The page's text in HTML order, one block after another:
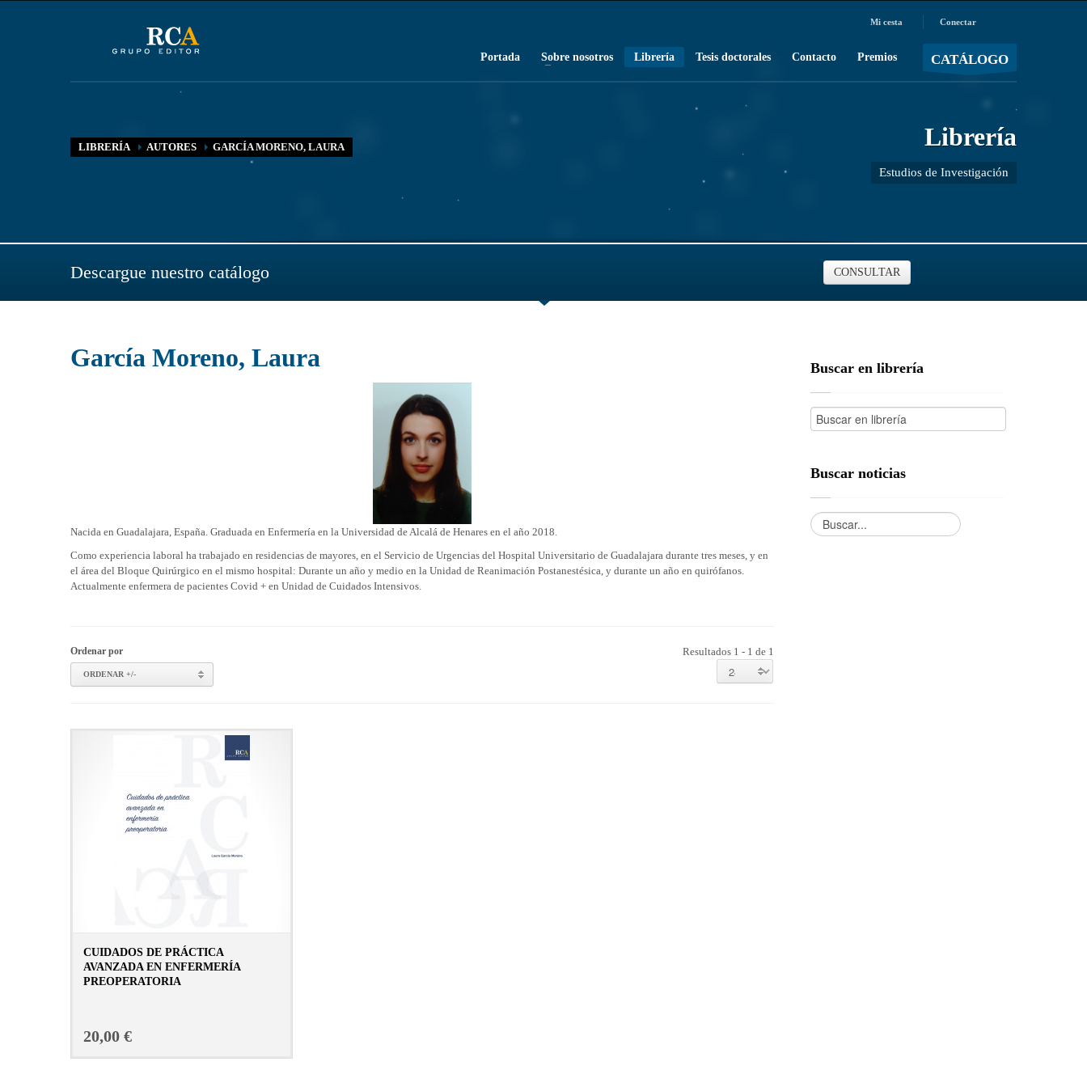
Conectar
Mi cesta
/ MOSTRAR CARRO
CATÁLOGO
Portada Sobre nosotros Librería Tesis doctorales Contacto Premios
LIBRERÍA AUTORES GARCÍA MORENO, LAURA Librería
Estudios de Investigación
Descargue nuestro catálogo CONSULTAR
García Moreno, Laura
Nacida en Guadalajara, España. Graduada en Enfermería en la Universidad de Alcalá de Henares en el año 2018.
Como experiencia laboral ha trabajado en residencias de mayores, en el Servicio de Urgencias del Hospital Universitario de Guadalajara durante tres meses, y en
el área del Bloque Quirúrgico en el mismo hospital: Durante un año y medio en la Unidad de Reanimación Postanestésica, y durante un año en quirófanos.
Actualmente enfermera de pacientes Covid + en Unidad de Cuidados Intensivos.
Ordenar por
ORDENAR +/-
Resultados 1 - 1 de 1
CUIDADOS DE PRÁCTICA
AVANZADA EN ENFERMERÍA
PREOPERATORIA
20,00 €
Buscar en librería
Buscar noticias